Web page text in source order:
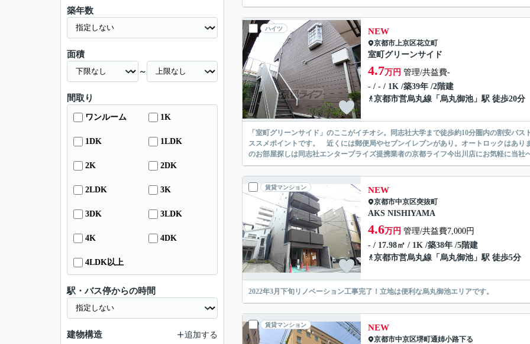
ハイツ NEW
京都市上京区花立町
室町グリーンサイド
4.7万円 管理/共益費-
- / - / 1K /築39年 /2階建
京都市営烏丸線 「 烏丸御池」駅 徒歩20分
「室町グリーンサイド」のここがイチオシ。同志社大学まで徒歩約10分圏内の割安バ
ススメポイントです。 近くには郵便局やセブンイレブンがあり。オートロックはあり
のお部屋探しは同志社エンタープライズ提携業者の京都ライフ今出川店にお気軽に当社
賃貸マンション NEW
京都市中京区突抜町
AKS NISHIYAMA
4.6万円 管理/共益費7,000円
- / 17.98㎡ / 1K /築38年 /5階建
京都市営烏丸線 「 烏丸御池」駅 徒歩5分
2022年3月下旬リノベーション工事完了！立地は便利な烏丸御池エリアです。
賃貸マンション NEW
京都市中京区堺町通姉小路下る
築年数
面積
～
間取り
ワンルーム 1K
1DK 1LDK
2K 2DK
2LDK 3K
3DK 3LDK
4K 4DK
4LDK以上
駅・バス停からの時間
建物構造 追加する